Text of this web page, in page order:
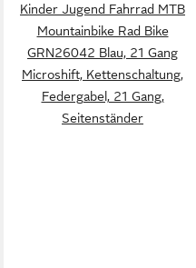
Kinder Jugend Fahrrad MTB
Mountainbike Rad Bike
GRN26042 Blau, 21 Gang
Microshift, Kettenschaltung,
Federgabel, 21 Gang,
Seitenständer